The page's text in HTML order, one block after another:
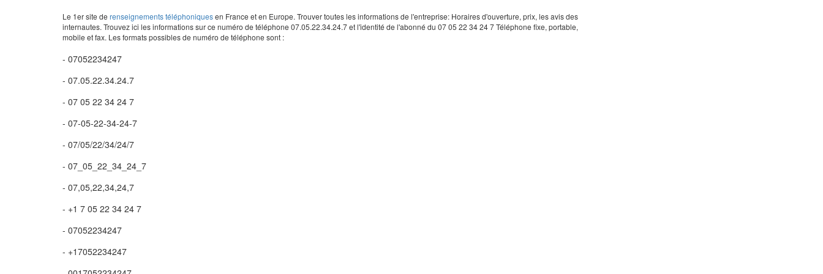
Le 1er site de renseignements téléphoniquesen France et en Europe. Trouver toutes les informations de l'entreprise: Horaires d'ouverture, prix, les avis des
internautes. Trouvez ici les informations sur ce numéro de téléphone 07.05.22.34.24.7 et l'identité de l'abonné du 07 05 22 34 24 7 Téléphone fixe, portable,
mobile et fax. Les formats possibles de numéro de téléphone sont :
- 07052234247
- 07.05.22.34.24.7
- 07 05 22 34 24 7
- 07-05-22-34-24-7
- 07/05/22/34/24/7
- 07_05_22_34_24_7
- 07,05,22,34,24,7
- +1 7 05 22 34 24 7
- 07052234247
- +17052234247